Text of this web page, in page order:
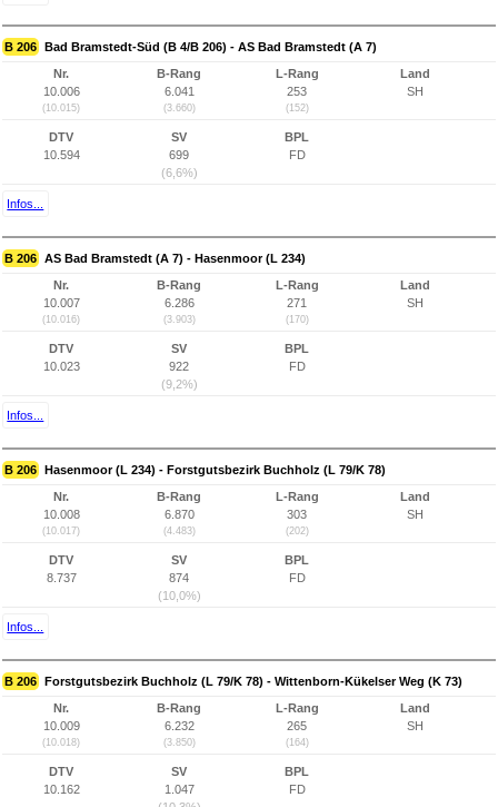
B 206 Bad Bramstedt-Süd (B 4/B 206) - AS Bad Bramstedt (A 7)
Nr.
10.006
(10.015)
B-Rang
6.041
(3.660)
L-Rang
253
(152)
Land
SH
DTV
10.594
SV
699
(6,6%)
BPL
FD
Infos...
B 206 AS Bad Bramstedt (A 7) - Hasenmoor (L 234)
Nr.
10.007
(10.016)
B-Rang
6.286
(3.903)
L-Rang
271
(170)
Land
SH
DTV
10.023
SV
922
(9,2%)
BPL
FD
Infos...
B 206 Hasenmoor (L 234) - Forstgutsbezirk Buchholz (L 79/K 78)
Nr.
10.008
(10.017)
B-Rang
6.870
(4.483)
L-Rang
303
(202)
Land
SH
DTV
8.737
SV
874
(10,0%)
BPL
FD
Infos...
B 206 Forstgutsbezirk Buchholz (L 79/K 78) - Wittenborn-Kükelser Weg (K 73)
Nr.
10.009
(10.018)
B-Rang
6.232
(3.850)
L-Rang
265
(164)
Land
SH
DTV
10.162
SV
1.047
BPL
FD